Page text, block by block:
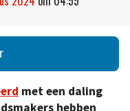
met een daling
hebben